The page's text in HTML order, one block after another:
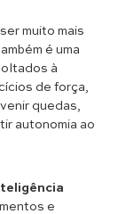
muito mais
é uma
à
de força,
quedas,
autonomia ao
e